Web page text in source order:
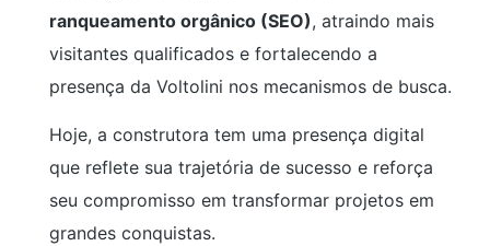
ranqueamento orgânico (SEO), atraindo mais
visitantes qualificados e fortalecendo a
presença da Voltolini nos mecanismos de busca.
Hoje, a construtora tem uma presença digital
que reflete sua trajetória de sucesso e reforça
seu compromisso em transformar projetos em
grandes conquistas.